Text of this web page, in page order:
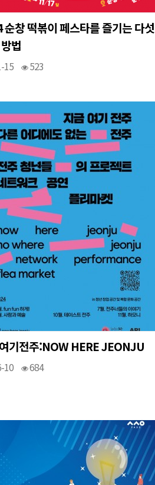
순창 떡볶이 페스타를 즐기는 다섯
법
15 523
기전주:NOW HERE JEONJU
10 684